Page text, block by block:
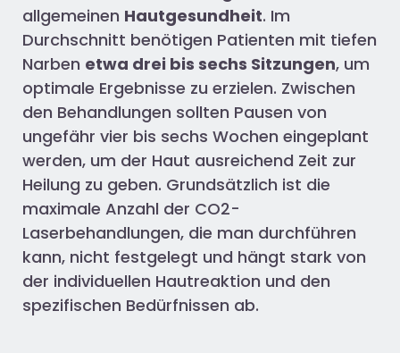
allgemeinen Hautgesundheit. Im
Durchschnitt benötigen Patienten mit tiefen
Narben etwa drei bis sechs Sitzungen, um
optimale Ergebnisse zu erzielen. Zwischen
den Behandlungen sollten Pausen von
ungefähr vier bis sechs Wochen eingeplant
werden, um der Haut ausreichend Zeit zur
Heilung zu geben. Grundsätzlich ist die
maximale Anzahl der CO2-
Laserbehandlungen, die man durchführen
kann, nicht festgelegt und hängt stark von
der individuellen Hautreaktion und den
spezifischen Bedürfnissen ab.